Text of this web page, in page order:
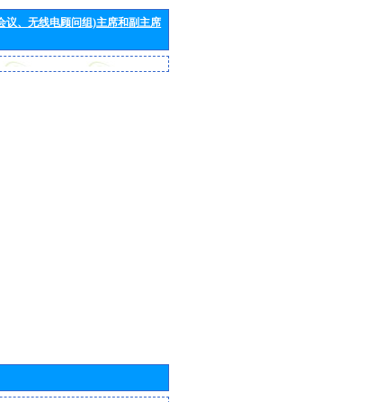
议、无线电顾问组)主席和副主席